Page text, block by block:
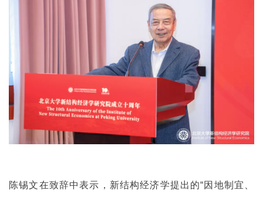
陈锡文在致辞中表示，新结构经济学提出的“因地制宜、